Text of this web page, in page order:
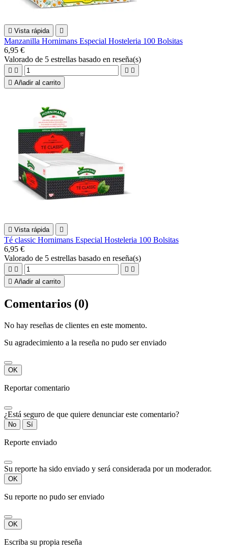
 Vista rápida 
Manzanilla Hornimans Especial Hosteleria 100 Bolsitas
6,95 €
Valorado de 5 estrellas basado en reseña(s)
   
 Añadir al carrito
 Vista rápida 
Té classic Hornimans Especial Hosteleria 100 Bolsitas
6,95 €
Valorado de 5 estrellas basado en reseña(s)
   
 Añadir al carrito
Comentarios (0)
No hay reseñas de clientes en este momento.
Su agradecimiento a la reseña no pudo ser enviado
OK
Reportar comentario
¿Está seguro de que quiere denunciar este comentario?
No Sí
Reporte enviado
Su reporte ha sido enviado y será considerada por un moderador.
OK
Su reporte no pudo ser enviado
OK
Escriba su propia reseña